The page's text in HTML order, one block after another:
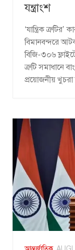
যন্ত্রাংশ
‘যান্ত্রিক
বিমানবন্দরে
বিজি-৩০৬
ত্রুটি সমাধানে
প্রয়োজনীয় খুচরা